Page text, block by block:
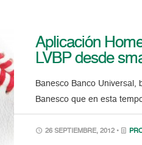
Aplicación
LVBP desde
Banesco Banco Universal,
Banesco que en esta
26 SEPTIEMBRE, 2012 •